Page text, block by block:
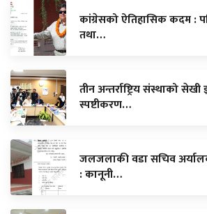
कांग्रेसको ऐतिहासिक कदम :
तथा…
तीन अन्तर्राष्ट्रिय संस्थाको
स्पष्टीकरण…
जलजलाकी वडा सचिव
: कानूनी…